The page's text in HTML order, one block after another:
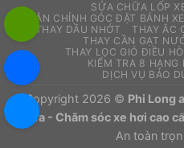
SỬA CHỮA LỐP
CÂN CHỈNH GÓC ĐẶT BÁNH XE
THAY DẦU NHỚT
THAY ẮC
THAY CẦN GẠT
THAY LỌC GIÓ ĐIỀU
KIỂM TRA 8 HẠNG
DỊCH VỤ BẢO
Copyright 2026 © Phi Long
chữa - Chăm sóc xe hơi cao
An toàn